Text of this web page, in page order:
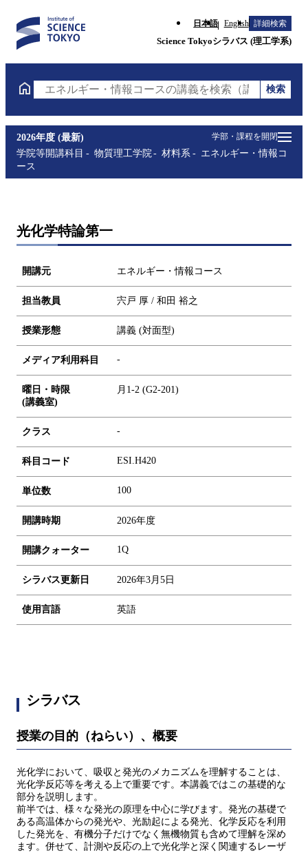
日本語 English 詳細検索
Science Tokyoシラバス (理工学系)
エネルギー・情報コースの講義を検索（講義名・科
検索
学部・課程を開閉
2026年度 (最新)
学院等開講科目
物質理工学院 材料系
エネルギー・情報コ
ース
光化学特論第一
開講元 エネルギー・情報コース
担当教員 宍戸 厚 / 和田 裕之
授業形態 講義 (対面型)
メディア利用科目 -
曜日・時限
(講義室)
月1-2 (G2-201)
クラス -
科目コード ESI.H420
単位数 100
開講時期 2026年度
開講クォーター 1Q
シラバス更新日 2026年3月5日
使用言語 英語
シラバス
授業の目的（ねらい）、概要
光化学において、吸収と発光のメカニズムを理解することは、
光化学反応等を考える上で重要です。本講義ではこの基礎的な
部分を説明します。
前半では、様々な発光の原理を中心に学びます。発光の基礎で
ある高温体からの発光や、光励起による発光、化学反応を利用
した発光を、有機分子だけでなく無機物質も含めて理解を深め
ます。併せて、計測や反応の上で光化学と深く関連するレーザ